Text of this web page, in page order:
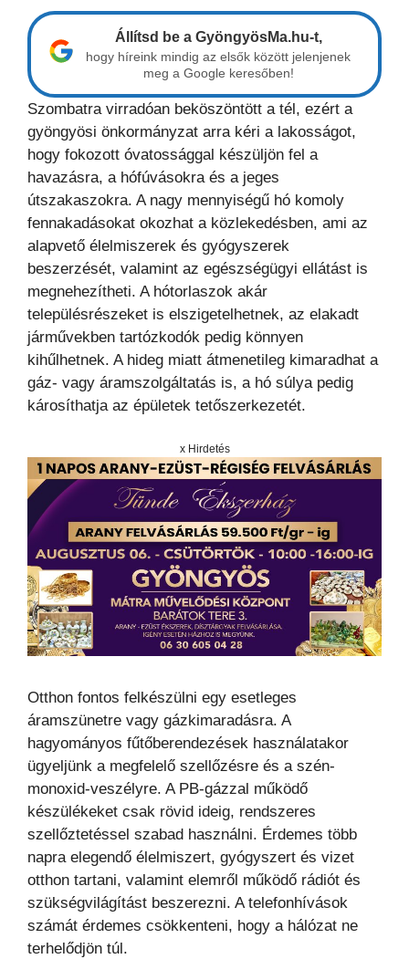
Állítsd be a GyöngyösMa.hu-t,
hogy híreink mindig az elsők között jelenjenek
meg a Google keresőben!
Szombatra virradóan beköszöntött a tél, ezért a
gyöngyösi önkormányzat arra kéri a lakosságot,
hogy fokozott óvatossággal készüljön fel a
havazásra, a hófúvásokra és a jeges
útszakaszokra. A nagy mennyiségű hó komoly
fennakadásokat okozhat a közlekedésben, ami az
alapvető élelmiszerek és gyógyszerek
beszerzését, valamint az egészségügyi ellátást is
megnehezítheti. A hótorlaszok akár
településrészeket is elszigetelhetnek, az elakadt
járművekben tartózkodók pedig könnyen
kihűlhetnek. A hideg miatt átmenetileg kimaradhat a
gáz- vagy áramszolgáltatás is, a hó súlya pedig
károsíthatja az épületek tetőszerkezetét.
x Hirdetés
Otthon fontos felkészülni egy esetleges
áramszünetre vagy gázkimaradásra. A
hagyományos fűtőberendezések használatakor
ügyeljünk a megfelelő szellőzésre és a szén-
monoxid-veszélyre. A PB-gázzal működő
készülékeket csak rövid ideig, rendszeres
szellőztetéssel szabad használni. Érdemes több
napra elegendő élelmiszert, gyógyszert és vizet
otthon tartani, valamint elemről működő rádiót és
szükségvilágítást beszerezni. A telefonhívások
számát érdemes csökkenteni, hogy a hálózat ne
terhelődjön túl.